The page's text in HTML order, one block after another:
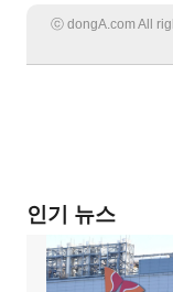
ⓒ dongA.com All
인기 뉴스